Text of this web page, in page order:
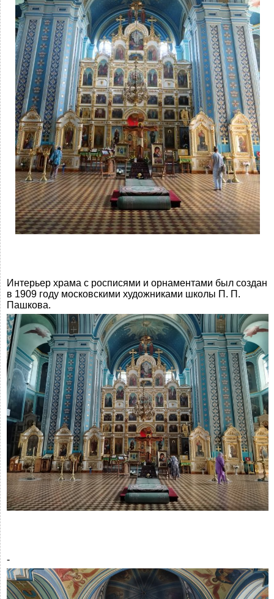
Интерьер храма с росписями и орнаментами был создан
в 1909 году московскими художниками школы П. П.
Пашкова.
-